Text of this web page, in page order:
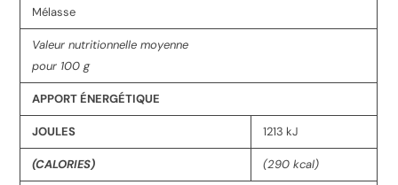
Mélasse
Valeur nutritionnelle moyenne
pour 100 g
APPORT ÉNERGÉTIQUE
JOULES 1213 kJ
(CALORIES) (290 kcal)